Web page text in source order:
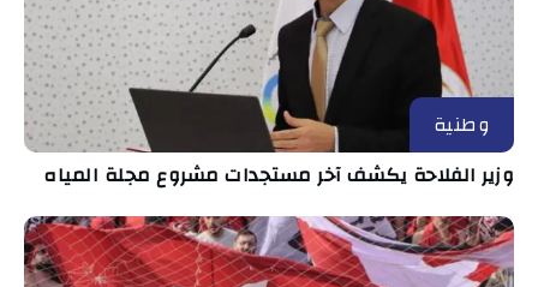
وطنية
وزير الفلاحة يكشف آخر مستجدات مشروع مجلة المياه